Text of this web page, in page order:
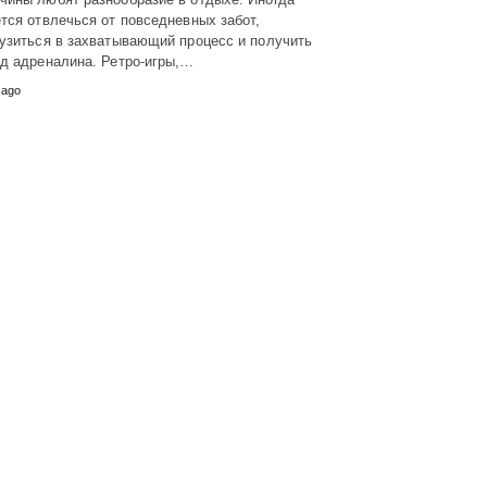
отвлечься от повседневных забот,
в захватывающий процесс и получить
адреналина. Ретро-игры,…
ago